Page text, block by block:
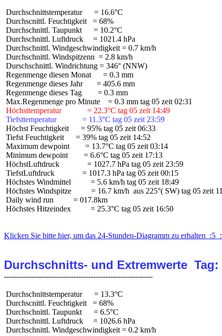
Durchschnittstemperatur      = 16.6°C
Durchscnittl. Feuchtigkeit   = 68%
Durchschnittl. Taupunkt      = 10.2°C
Durchschnittl. Luftdruck     = 1021.4 hPa
Durchschnittl. Windgeschwindigkeit = 0.7 km/h
Durchschnittl. Windspitzenn  = 2.8 km/h
Durschschnittl. Windrichtung = 346° (NNW)
Regenmenge diesen Monat      = 0.3 mm
Regenmenge dieses Jahr       = 405.6 mm
Regenmenge dieses Tag        = 0.3 mm
Höchsttemperatur             = 22.3°C tag 05 zeit 14:49
Tiefsttemperatur             = 11.3°C tag 05 zeit 23:59
Höchst Feuchtigkeit      = 95% tag 05 zeit 06:33
Tiefst Feuchtigkeit      = 39% tag 05 zeit 14:52
Maximum dewpoint        = 13.7°C tag 05 zeit 03:14
Minimum dewpoint        = 6.6°C tag 05 zeit 17:13
HöchstLuftdruck              = 1027.7 hPa tag 05 zeit 23:59
TiefstLuftdruck              = 1017.3 hPa tag 05 zeit 00:15
Höchstes Windmittel          = 5.6 km/h tag 05 zeit 18:49
Höchstes Windspitze          = 16.7 km/h  aus 225°( SW) tag 05 zeit
Daily wind run          = 017.8km
Höchstes Hitzeindex          = 25.3°C tag 05 zeit 16:50
Klicken Sie bitte hier, um das 24-Stunden-Diagramm zu erhalten  :5
Durchschnitts- und Extremwerte  Tag:
Durchschnittstemperatur      = 13.3°C
Durchscnittl. Feuchtigkeit   = 68%
Durchschnittl. Taupunkt      = 6.5°C
Durchschnittl. Luftdruck     = 1026.6 hPa
Durchschnittl. Windgeschwindigkeit = 0.2 km/h